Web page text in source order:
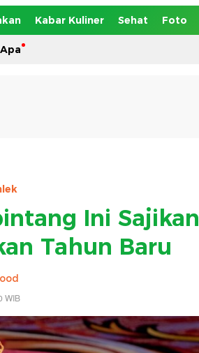
Kabar Kuliner Sehat Foto
Ini Sajikan
Tahun Baru
WIB